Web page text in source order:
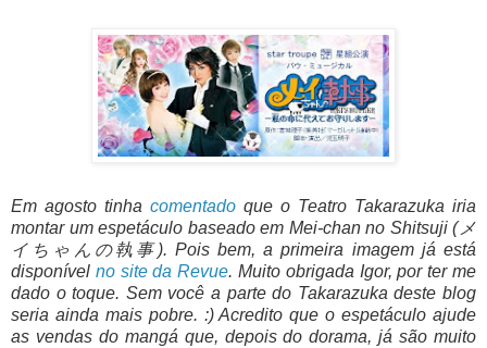
Em agosto tinha comentado que o Teatro Takarazuka iria
montar um espetáculo baseado em Mei-chan no Shitsuji (メ
イちゃんの執事). Pois bem, a primeira imagem já está
disponível no site da Revue. Muito obrigada Igor, por ter me
dado o toque. Sem você a parte do Takarazuka deste blog
seria ainda mais pobre. :) Acredito que o espetáculo ajude
as vendas do mangá que, depois do dorama, já são muito